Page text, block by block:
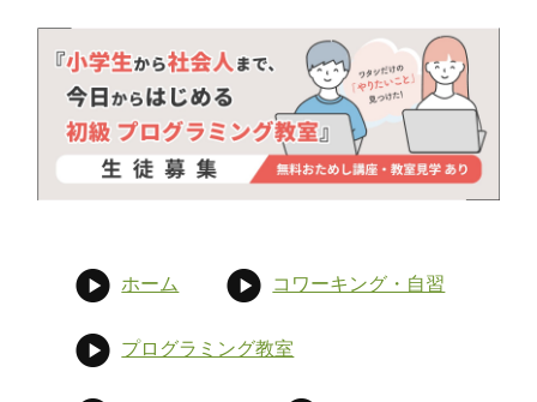
ホーム コワーキング・自習
プログラミング教室